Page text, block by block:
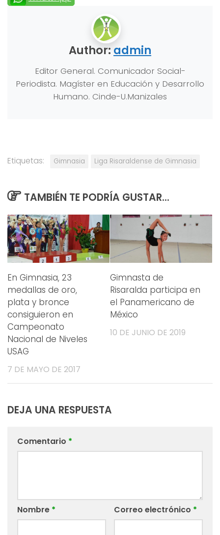
Author: admin
Editor General. Comunicador Social-
Periodista. Magíster en Educación y Desarrollo
Humano. Cinde-U.Manizales
Etiquetas: Gimnasia Liga Risaraldense de Gimnasia
TAMBIÉN TE PODRÍA GUSTAR...
En Gimnasia, 23
medallas de oro,
plata y bronce
consiguieron en
Campeonato
Nacional de Niveles
USAG
7 DE MAYO DE 2017
Gimnasta de
Risaralda participa en
el Panamericano de
México
10 DE JUNIO DE 2019
DEJA UNA RESPUESTA
Comentario *
Nombre * Correo electrónico *